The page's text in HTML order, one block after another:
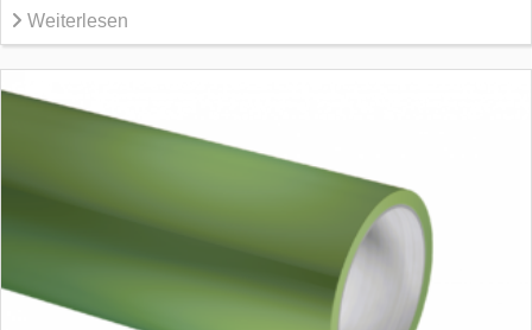
Weiterlesen